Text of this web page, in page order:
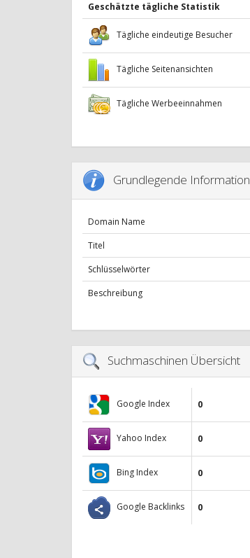
Geschätzte tägliche Statistik
Tägliche eindeutige Besucher
Tägliche Seitenansichten
Tägliche Werbeeinnahmen
Grundlegende Information
Domain Name
Titel
Schlüsselwörter
Beschreibung
Suchmaschinen Übersicht
Google Index 0
Yahoo Index 0
Bing Index 0
Google Backlinks 0